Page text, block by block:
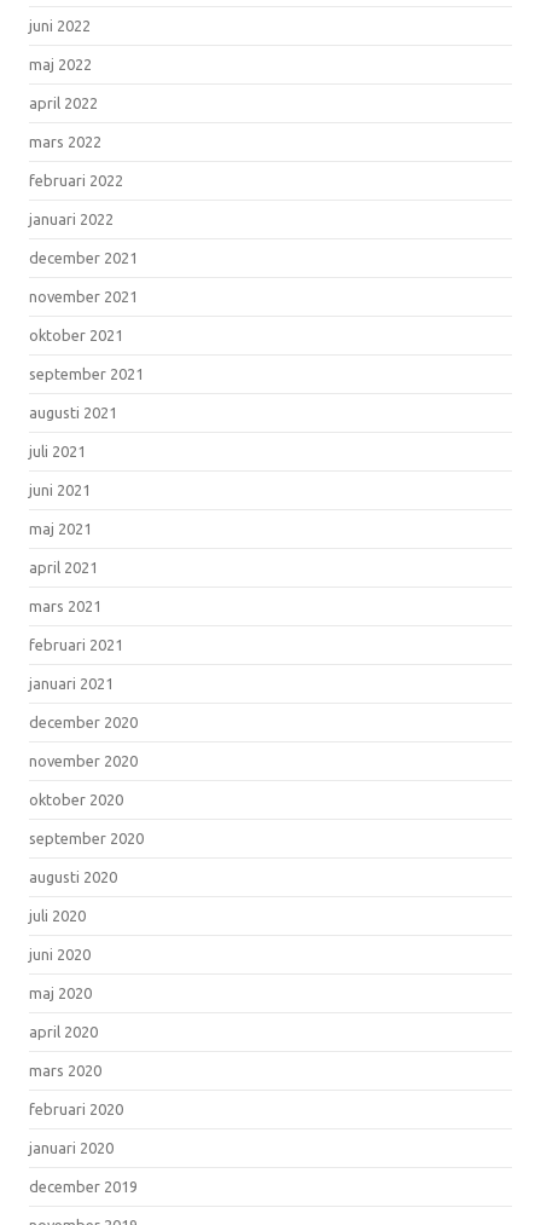
juni 2022
maj 2022
april 2022
mars 2022
februari 2022
januari 2022
december 2021
november 2021
oktober 2021
september 2021
augusti 2021
juli 2021
juni 2021
maj 2021
april 2021
mars 2021
februari 2021
januari 2021
december 2020
november 2020
oktober 2020
september 2020
augusti 2020
juli 2020
juni 2020
maj 2020
april 2020
mars 2020
februari 2020
januari 2020
december 2019